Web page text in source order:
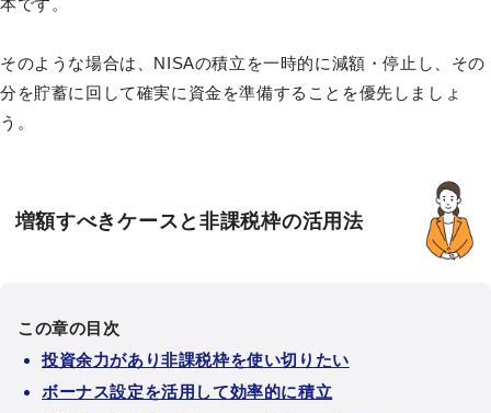
本です。
そのような場合は、NISAの積立を一時的に減額・停止し、その
分を貯蓄に回して確実に資金を準備することを優先しましょ
う。
増額すべきケースと非課税枠の活用法
この章の目次
投資余力があり非課税枠を使い切りたい
ボーナス設定を活用して効率的に積立